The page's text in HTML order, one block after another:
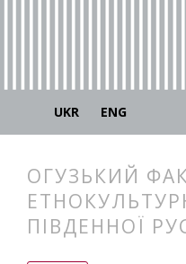
UKR ENG
ОГУЗЬКИЙ
ПІВДЕННОЇ